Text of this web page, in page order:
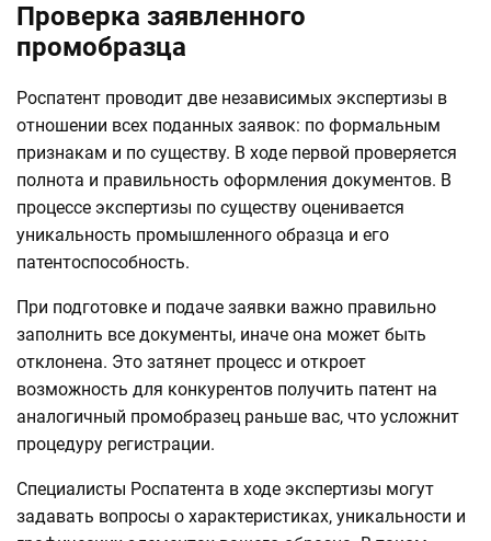
Проверка заявленного
промобразца
Роспатент проводит две независимых экспертизы в
отношении всех поданных заявок: по формальным
признакам и по существу. В ходе первой проверяется
полнота и правильность оформления документов. В
процессе экспертизы по существу оценивается
уникальность промышленного образца и его
патентоспособность.
При подготовке и подаче заявки важно правильно
заполнить все документы, иначе она может быть
отклонена. Это затянет процесс и откроет
возможность для конкурентов получить патент на
аналогичный промобразец раньше вас, что усложнит
процедуру регистрации.
Специалисты Роспатента в ходе экспертизы могут
задавать вопросы о характеристиках, уникальности и